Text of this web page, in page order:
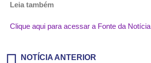
Leia também
Clique aqui para acessar a Fonte da Notícia
NOTÍCIA ANTERIOR